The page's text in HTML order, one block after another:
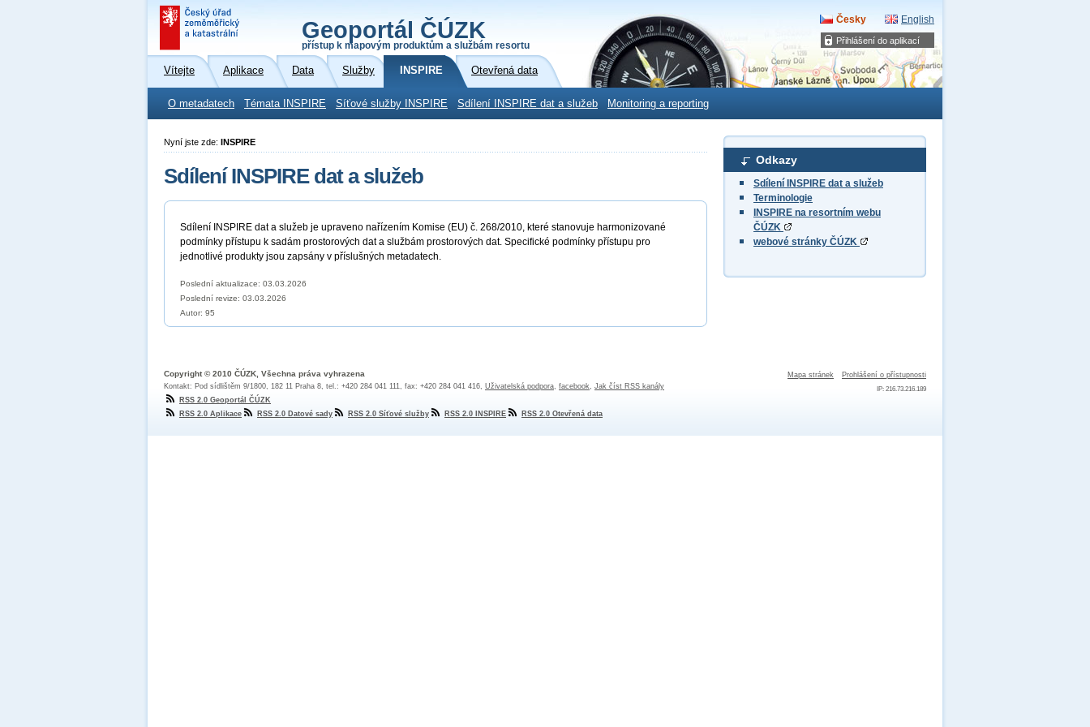
Přihlášení do aplikací
Geoportál ČÚZK
přístup k mapovým produktům a službám resortu
Česky English
Vítejte Aplikace Data Služby INSPIRE Otevřená data
O metadatech Témata INSPIRE Síťové služby INSPIRE Sdílení INSPIRE dat a služeb Monitoring a reporting
Odkazy
Sdílení INSPIRE dat a služeb
Terminologie
INSPIRE na resortním webu
ČÚZK
webové stránky ČÚZK
Nyní jste zde: INSPIRE
Sdílení INSPIRE dat a služeb
Sdílení INSPIRE dat a služeb je upraveno nařízením Komise (EU) č. 268/2010, které stanovuje harmonizované
podmínky přístupu k sadám prostorových dat a službám prostorových dat. Specifické podmínky přístupu pro
jednotlivé produkty jsou zapsány v příslušných metadatech.
Poslední aktualizace: 03.03.2026
Poslední revize: 03.03.2026
Autor: 95
Mapa stránek Prohlášení o přístupnosti
IP: 216.73.216.189
Copyright © 2010 ČÚZK, Všechna práva vyhrazena
Kontakt: Pod sídlištěm 9/1800, 182 11 Praha 8, tel.: +420 284 041 111, fax: +420 284 041 416, Uživatelská podpora, facebook, Jak číst RSS kanály
RSS 2.0 Geoportál ČÚZK
RSS 2.0 Aplikace
RSS 2.0 Datové sady RSS 2.0 Síťové služby RSS 2.0 INSPIRE RSS 2.0 Otevřená data